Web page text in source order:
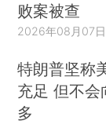
败案被查
2026年08月07日
特朗普坚称
充足 但不会
多